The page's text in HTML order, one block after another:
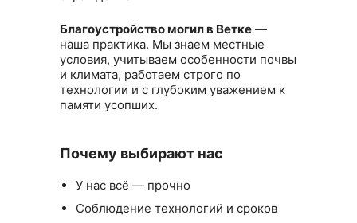
Благоустройство могил в Ветке —
наша практика. Мы знаем местные
условия, учитываем особенности почвы
и климата, работаем строго по
технологии и с глубоким уважением к
памяти усопших.
Почему выбирают нас
У нас всё — прочно
Соблюдение технологий и сроков